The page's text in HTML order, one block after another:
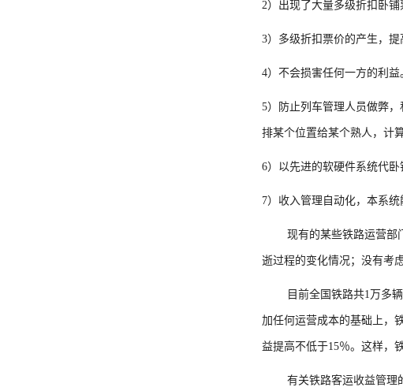
2）出现了大量多级折扣卧
3）多级折扣票价的产生，
4）不会损害任何一方的利益
5）防止列车管理人员做弊
排某个位置给某个熟人，计
6）以先进的软硬件系统代
7）收入管理自动化，本系
现有的某些铁路运营部
逝过程的变化情况；没有考
目前全国铁路共1万多
加任何运营成本的基础上，
益提高不低于15％。这样，
有关铁路客运收益管理